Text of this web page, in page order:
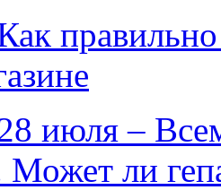
июля –
Может ли